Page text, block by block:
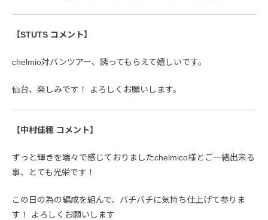
【STUTS コメント】
chelmio対バンツアー、誘ってもらえて嬉しいです。
仙台、楽しみです！ よろしくお願いします。
【中村佳穂 コメント】
ずっと輝きを端々で感じておりましたchelmico様とご一緒出来る
事、とても光栄です！
この日の為の編成を組んで、バチバチに気持ち仕上げて参りま
す！ よろしくお願いします